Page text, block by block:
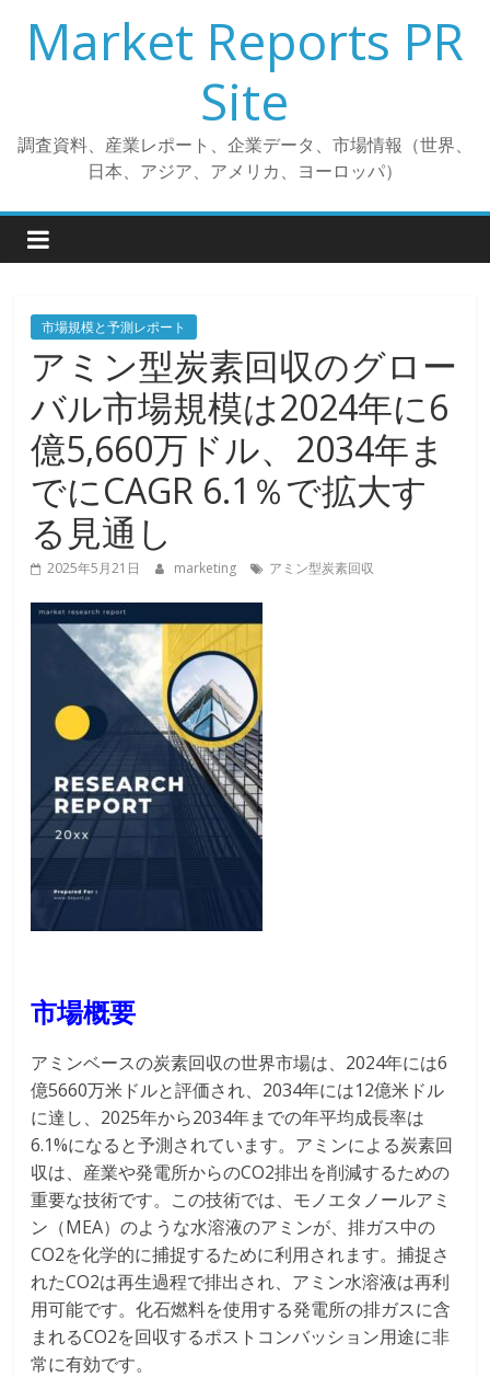
プ
Market Reports PR
Site
調査資料、産業レポート、企業データ、市場情報（世界、
日本、アジア、アメリカ、ヨーロッパ）
市場規模と予測レポート
アミン型炭素回収のグロー
バル市場規模は2024年に6
億5,660万ドル、2034年ま
でにCAGR 6.1％で拡大す
る見通し
2025年5月21日 marketing アミン型炭素回収
市場概要
アミンベースの炭素回収の世界市場は、2024年には6
億5660万米ドルと評価され、2034年には12億米ドル
に達し、2025年から2034年までの年平均成長率は
6.1%になると予測されています。アミンによる炭素回
収は、産業や発電所からのCO2排出を削減するための
重要な技術です。この技術では、モノエタノールアミ
ン（MEA）のような水溶液のアミンが、排ガス中の
CO2を化学的に捕捉するために利用されます。捕捉さ
れたCO2は再生過程で排出され、アミン水溶液は再利
用可能です。化石燃料を使用する発電所の排ガスに含
まれるCO2を回収するポストコンバッション用途に非
常に有効です。